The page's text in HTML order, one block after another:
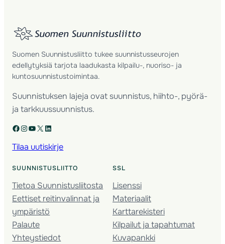
Suomen Suunnistusliitto tukee suunnistusseurojen
edellytyksiä tarjota laadukasta kilpailu-, nuoriso- ja
kuntosuunnistustoimintaa.
Suunnistuksen lajeja ovat suunnistus, hiihto-, pyörä-
ja tarkkuussuunnistus.
Facebook Instagram YouTube X LinkedIn
Tilaa uutiskirje
SUUNNISTUSLIITTO
Tietoa Suunnistusliitosta
Eettiset reitinvalinnat ja
ympäristö
Palaute
Yhteystiedot
SSL
Lisenssi
Materiaalit
Karttarekisteri
Kilpailut ja tapahtumat
Kuvapankki